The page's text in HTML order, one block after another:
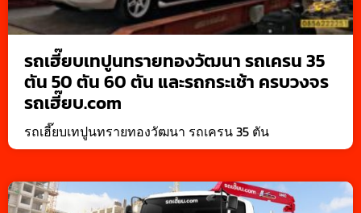
รถเฮี๊ยบเทปูนทรายทองวัฒนา รถเครน 35
ตัน 50 ตัน 60 ตัน และรถกระเช้า ครบวงจร
รถเฮี๊ยบ.com
รถเฮี๊ยบเทปูนทรายทองวัฒนา รถเครน 35 ตัน